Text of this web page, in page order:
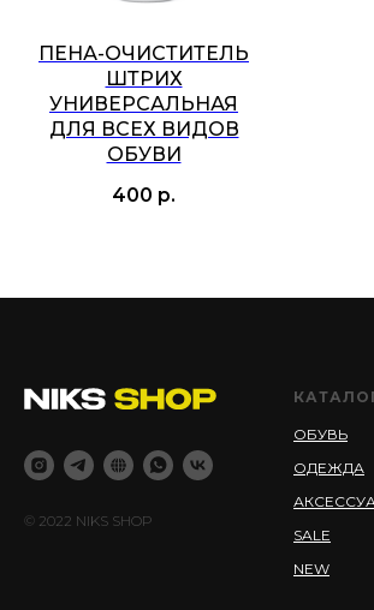
ПЕНА-ОЧИСТИТЕЛЬ
ШТРИХ
УНИВЕРСАЛЬНАЯ
ДЛЯ ВСЕХ ВИДОВ
ОБУВИ
400 р.
© 2022 NIKS SHOP
ОБУВЬ
ОДЕЖДА
SALE
NEW